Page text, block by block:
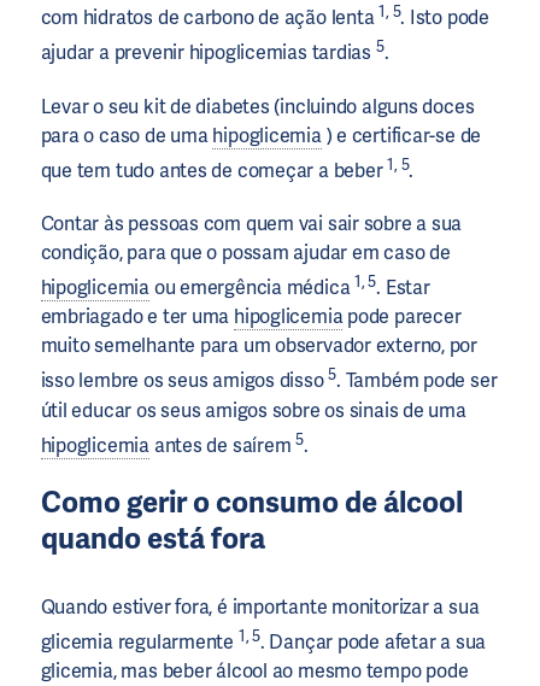
com hidratos de carbono de ação lenta1, 5. Isto pode
ajudar a prevenir hipoglicemias tardias 5.
Levar o seu kit de diabetes (incluindo alguns doces
para o caso de umahipoglicemia ) e certificar-se de
que tem tudo antes de começar a beber1, 5.
Contar às pessoas com quem vai sair sobre a sua
condição, para que o possam ajudar em caso de
hipoglicemiaou emergência médica1, 5. Estar
embriagado e ter uma hipoglicemia pode parecer
muito semelhante para um observador externo, por
isso lembre os seus amigos disso5. Também pode ser
útil educar os seus amigos sobre os sinais de uma
hipoglicemia antes de saírem5.
Como gerir o consumo de álcool
quando está fora
Quando estiver fora, é importante monitorizar a sua
glicemia regularmente 1, 5. Dançar pode afetar a sua
glicemia, mas beber álcool ao mesmo tempo pode